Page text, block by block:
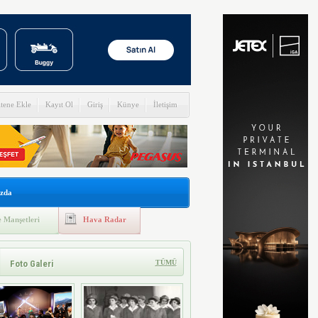
Ekle Kayıt Ol Giriş Künye İletişim
Manşetleri Hava Radar
Foto Galeri TÜMÜ